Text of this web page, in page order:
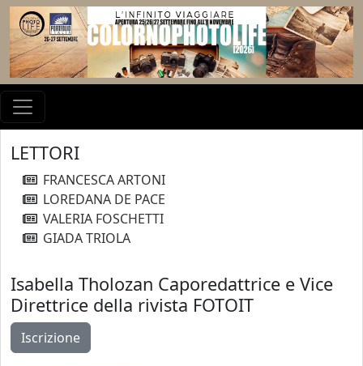
LETTORI
FRANCESCA ARTONI
LOREDANA DE PACE
VALERIA FOSCHETTI
GIADA TRIOLA
Isabella Tholozan Caporedattrice e Vice
Direttrice della rivista FOTOIT